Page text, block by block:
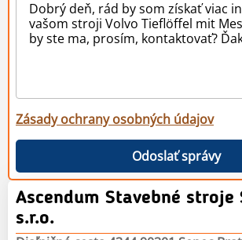
Zásady ochrany osobných údajov
Odoslať správy
Ascendum Stavebné stroje
s.r.o.